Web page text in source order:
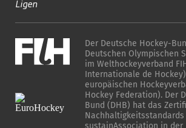
Ligen
Der Deutsche Hockey-
Deutschen Olympischen
im Welthockeyverband
Internationale de
europäischen
Hockey Federation). Der
Bund (DHB) hat das
Nachhaltigkeitsstandards